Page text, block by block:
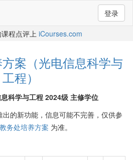
登录
程点评上 iCourses.com
案（光电信息科学与
工程）
科学与工程 2024级 主修学位
的新功能，信息可能不完善，仅供参
教务处培养方案 为准。